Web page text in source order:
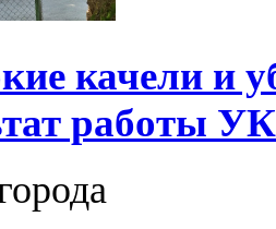
качели и
работы